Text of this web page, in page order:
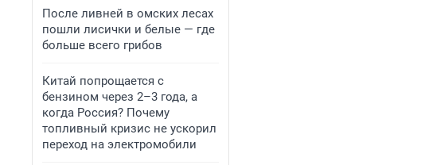
После ливней в омских лесах
пошли лисички и белые — где
больше всего грибов
Китай попрощается с
бензином через 2–3 года, а
когда Россия? Почему
топливный кризис не ускорил
переход на электромобили